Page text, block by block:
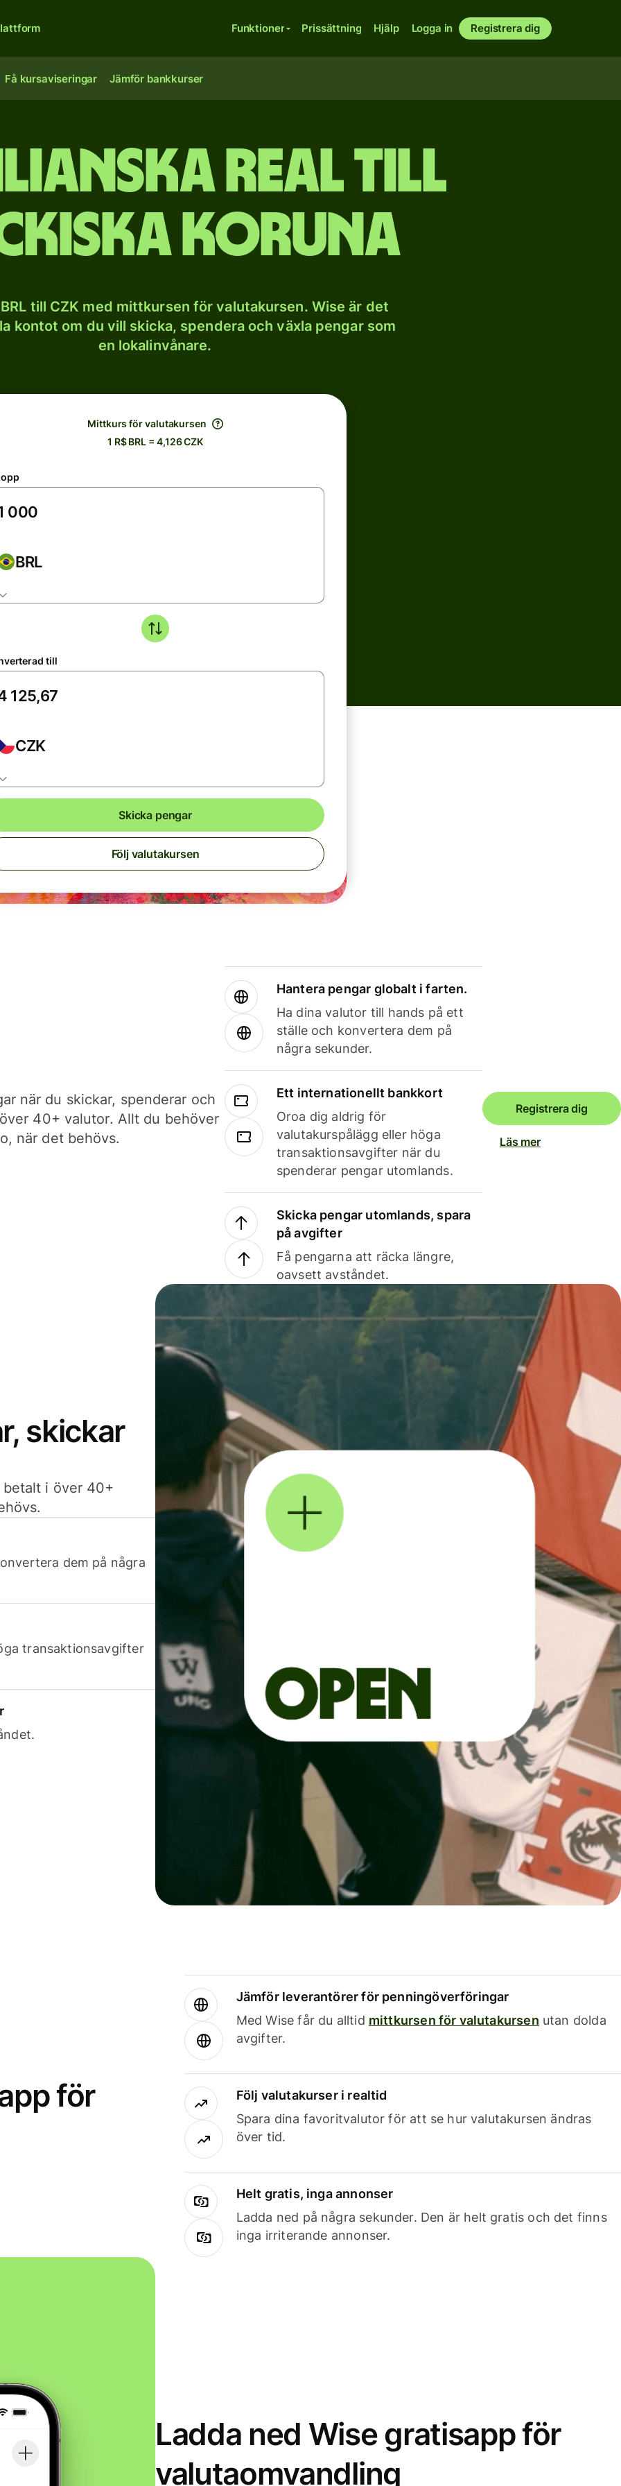
Funktioner Prissättning Hjälp Logga in Registrera dig
Få kursaviseringar Jämför bankkurser
real till
koruna
till CZK med mittkursen för valutakursen. Wise är det
kontot om du vill skicka, spendera och växla pengar som
en lokalinvånare.
Mittkurs för valutakursen
1 R$ BRL = 4,126 CZK
BRL
till
CZK
Skicka pengar
Följ valutakursen
när du skickar, spenderar och
40+ valutor. Allt du behöver
när det behövs.
Hantera pengar globalt i farten.
Ha dina valutor till hands på ett
ställe och konvertera dem på
några sekunder.
Ett internationellt bankkort
Oroa dig aldrig för
valutakurspålägg eller höga
transaktionsavgifter när du
spenderar pengar utomlands.
Skicka pengar utomlands, spara
på avgifter
Få pengarna att räcka längre,
oavsett avståndet.
Registrera dig
Läs mer
skickar
betalt i över 40+
dem på några
transaktionsavgifter
för
Jämför leverantörer för penningöverföringar
Med Wise får du alltid mittkursen för valutakursen utan dolda
avgifter.
Följ valutakurser i realtid
Spara dina favoritvalutor för att se hur valutakursen ändras
över tid.
Helt gratis, inga annonser
Ladda ned på några sekunder. Den är helt gratis och det finns
inga irriterande annonser.
Ladda ned Wise gratisapp för
valutaomvandling